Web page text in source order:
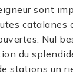
sont
catalanes
Nul
du
stations un